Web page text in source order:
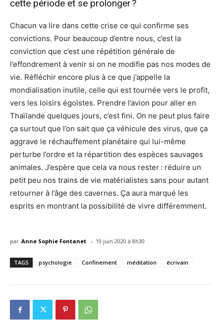
cette période et se prolonger ?
Chacun va lire dans cette crise ce qui confirme ses
convictions. Pour beaucoup d’entre nous, c’est la
conviction que c’est une répétition générale de
l’effondrement à venir si on ne modifie pas nos modes de
vie. Réfléchir encore plus à ce que j’appelle la
mondialisation inutile, celle qui est tournée vers le profit,
vers les loisirs égoïstes. Prendre l’avion pour aller en
Thaïlande quelques jours, c’est fini. On ne peut plus faire
ça surtout que l’on sait que ça véhicule des virus, que ça
aggrave le réchauffement planétaire qui lui-même
perturbe l’ordre et la répartition des espèces sauvages
animales. J’espère que cela va nous rester : réduire un
petit peu nos trains de vie matérialistes sans pour autant
retourner à l’âge des cavernes. Ça aura marqué les
esprits en montrant la possibilité de vivre différemment.
par Anne Sophie Fontanet - 19 juin 2020 à 8h30
TAGS psychologie Confinement méditation écrivain